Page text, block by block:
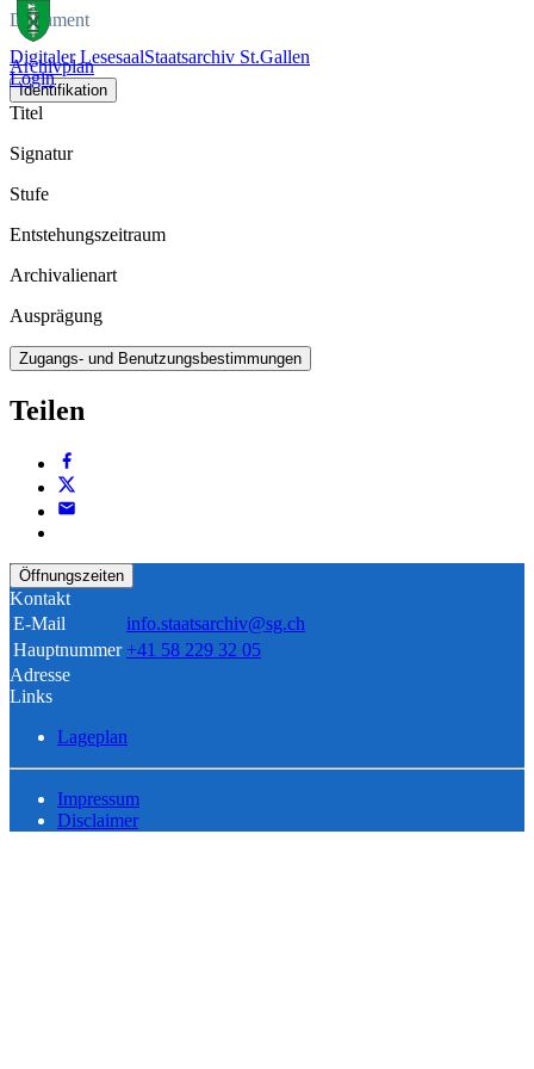
Digitaler LesesaalStaatsarchiv St.Gallen
Login
Dokument
Archivplan
Identifikation
Titel
Signatur
Stufe
Entstehungszeitraum
Archivalienart
Ausprägung
Zugangs- und Benutzungsbestimmungen
Teilen
Öffnungszeiten
Kontakt
E-Mail
info.staatsarchiv@sg.ch
Hauptnummer +41 58 229 32 05
Adresse
Links
Lageplan
Impressum
Disclaimer